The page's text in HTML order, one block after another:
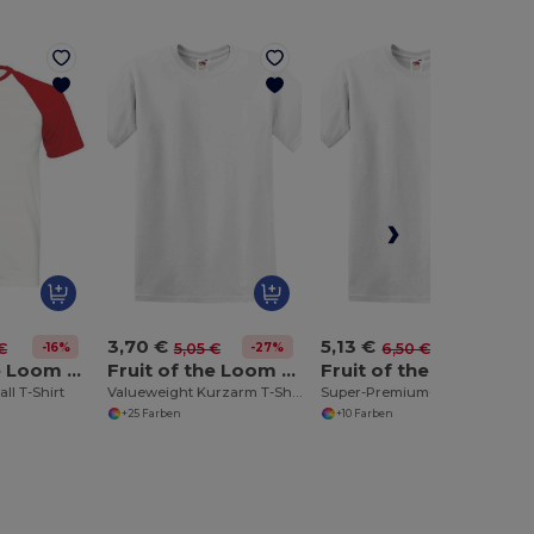
-16%
Fruit of the Loom SS026
T-Shirt
3,70 € 5,05 € -27%
Fruit of the Loom SS030
Valueweight Kurzarm T-Shirt
+25 Farben
5,13 € 6,50 €
Super-Premium-T-Shirt
+10 Farben